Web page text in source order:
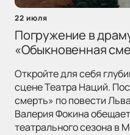
22 июля
Погружение в
«Обыкновенная
Откройте для себя
сцене Театра Наций.
смерть» по повести
Валерия Фокина
театрального сезона в